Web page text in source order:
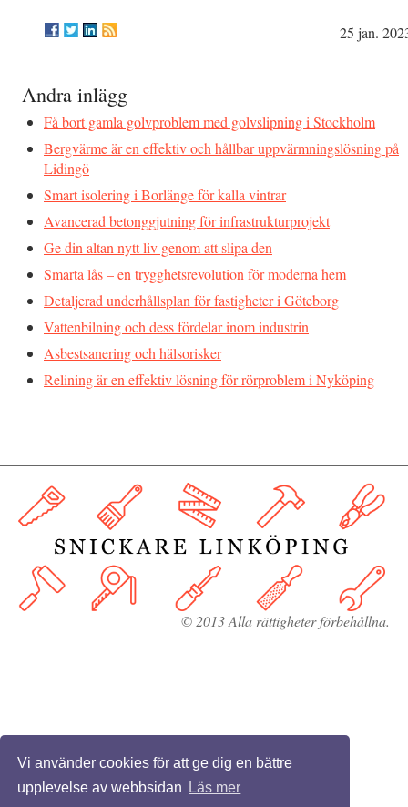
Vi använder cookies för att ge dig en bättre
upplevelse av webbsidan
Läs mer
25 jan.
Andra inlägg
Få bort gamla golvproblem med golvslipning i Stockholm
Bergvärme är en effektiv och hållbar uppvärmningslösning på
Lidingö
Smart isolering i Borlänge för kalla vintrar
Avancerad betonggjutning för infrastrukturprojekt
Ge din altan nytt liv genom att slipa den
Smarta lås – en trygghetsrevolution för moderna hem
Detaljerad underhållsplan för fastigheter i Göteborg
Vattenbilning och dess fördelar inom industrin
Asbestsanering och hälsorisker
Relining är en effektiv lösning för rörproblem i Nyköping
© 2013 Alla rättigheter förbehållna.